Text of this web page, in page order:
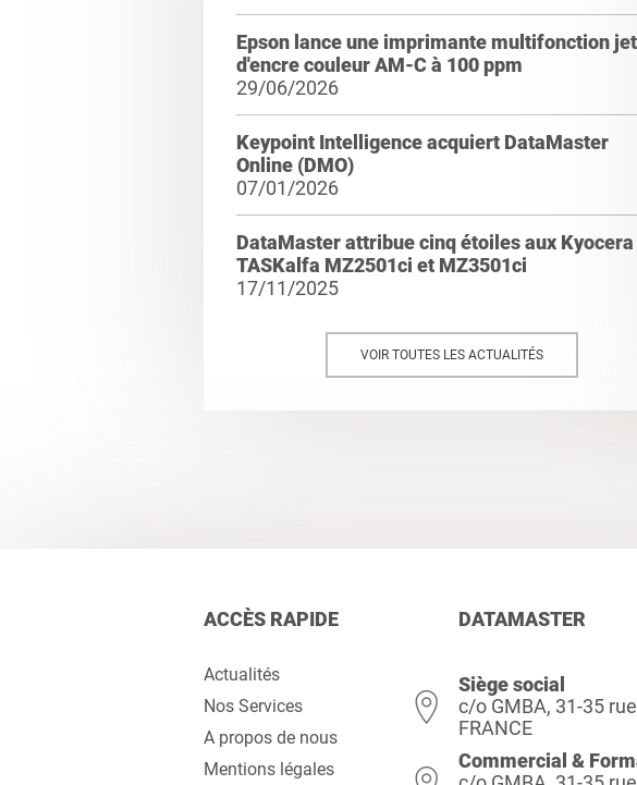
Epson lance une imprimante multifonction jet
d'encre couleur AM-C à 100 ppm
29/06/2026
Keypoint Intelligence acquiert DataMaster
Online (DMO)
07/01/2026
DataMaster attribue cinq étoiles aux Kyocera
TASKalfa MZ2501ci et MZ3501ci
17/11/2025
VOIR TOUTES LES ACTUALITÉS
ACCÈS RAPIDE
Actualités
Nos Services
A propos de nous
Mentions légales
DATAMASTER
Siège social
c/o GMBA, 31-35
FRANCE
Commercial &